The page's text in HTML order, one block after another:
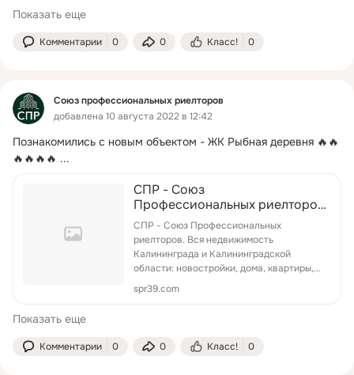
Показать еще
Комментарии 0 0 Класс! 0
Союз профессиональных риелторов
добавлена 10 августа 2022 в 12:42
Познакомились с новым объектом - ЖК Рыбная деревня 🔥🔥
🔥🔥🔥🔥 ...
СПР - Союз
Профессиональных риелторов.
Вся недвижимость
Калининграда и
Калининградской области:
новостройки, дома, квартир...
СПР - Союз Профессиональных
риелторов. Вся недвижимость
Калининграда и Калининградской
области: новостройки, дома, квартиры,
оф...
spr39.com
Показать еще
Комментарии 0 0 Класс! 0